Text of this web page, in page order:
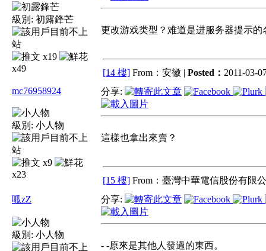
級別: 初露鋒芒
x19
x49
更改游戏类型？难道是进服务器提示的
[14 樓] From：安徽 | Posted： 2011-03-
mc76958924
級別: 小人物
x9
x23
分享:
這樣也拿出來賣？
[15 樓] From：臺灣中華電信股份有限
呱zZ
級別: 小人物
分享:
- -原來是其他人發過的東西。